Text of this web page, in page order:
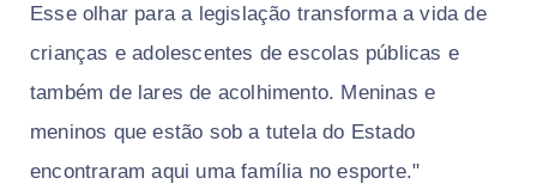
Esse olhar para a legislação transforma a vida de
crianças e adolescentes de escolas públicas e
também de lares de acolhimento. Meninas e
meninos que estão sob a tutela do Estado
encontraram aqui uma família no esporte."